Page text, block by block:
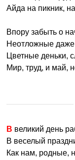
Айда на пикник,
Впору забыть о
Неотложные даже
Цветные деньки,
Мир, труд, и май,
В великий день
В веселый
Как нам, родные,